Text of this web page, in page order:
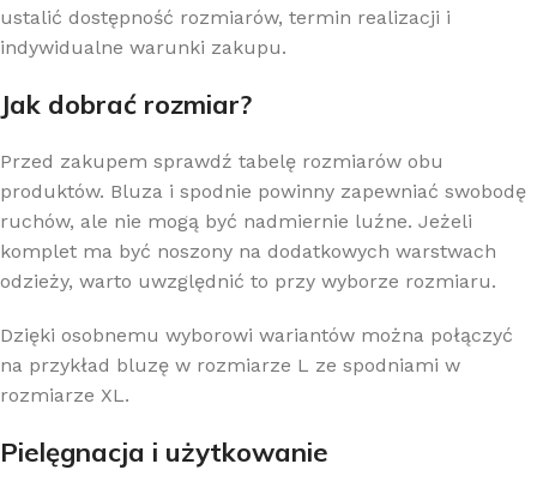
ustalić dostępność rozmiarów, termin realizacji i
indywidualne warunki zakupu.
Jak dobrać rozmiar?
Przed zakupem sprawdź tabelę rozmiarów obu
produktów. Bluza i spodnie powinny zapewniać swobodę
ruchów, ale nie mogą być nadmiernie luźne. Jeżeli
komplet ma być noszony na dodatkowych warstwach
odzieży, warto uwzględnić to przy wyborze rozmiaru.
Dzięki osobnemu wyborowi wariantów można połączyć
na przykład bluzę w rozmiarze L ze spodniami w
rozmiarze XL.
Pielęgnacja i użytkowanie